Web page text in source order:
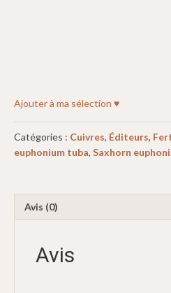
Ajouter à ma sélection ♥
Catégories : Cuivres, Éditeurs,
euphonium tuba, Saxhorn
Avis (0)
Avis